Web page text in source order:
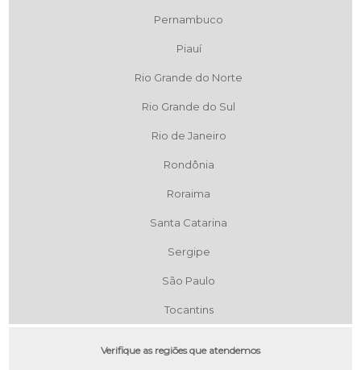
Pernambuco
Piauí
Rio Grande do Norte
Rio Grande do Sul
Rio de Janeiro
Rondônia
Roraima
Santa Catarina
Sergipe
São Paulo
Tocantins
Verifique as regiões que atendemos